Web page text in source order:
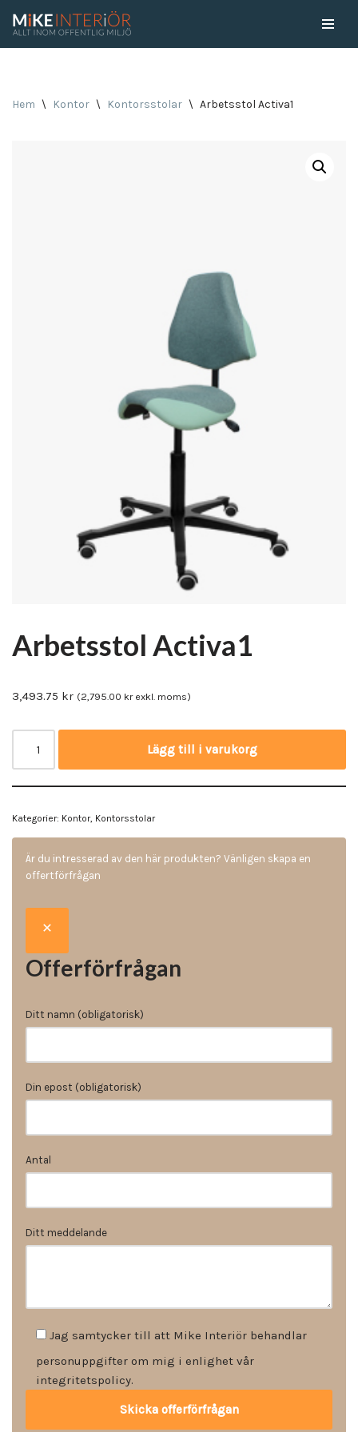
Hem \ Kontor \ Kontorsstolar \ Arbetsstol Activa1
Arbetsstol Activa1
3,493.75 kr (2,795.00 krexkl. moms)
Lägg till i varukorg
Kategorier: Kontor, Kontorsstolar
Är du intresserad av den här produkten? Vänligen skapa en
offertförfrågan
Offerförfrågan
Ditt namn (obligatorisk)
Din epost (obligatorisk)
Antal
Ditt meddelande
Jag samtycker till att Mike Interiör behandlar
personuppgifter om mig i enlighet vår
integritetspolicy.